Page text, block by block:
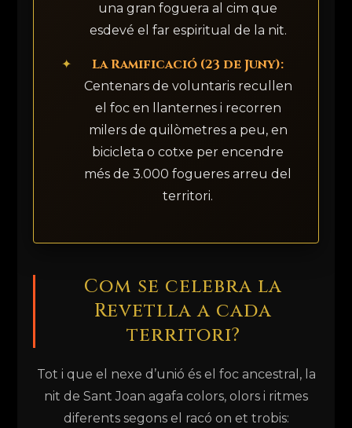
una gran foguera al cim que
esdevé el far espiritual de la nit.
La Ramificació (23 de Juny):
Centenars de voluntaris recullen
el foc en llanternes i recorren
milers de quilòmetres a peu, en
bicicleta o cotxe per encendre
més de 3.000 fogueres arreu del
territori.
Com se celebra la
Revetlla a cada
territori?
Tot i que el nexe d’unió és el foc ancestral, la
nit de Sant Joan agafa colors, olors i ritmes
diferents segons el racó on et trobis: